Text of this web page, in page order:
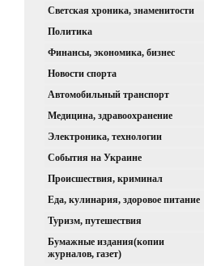
Светская хроника, знаменитости
Политика
Финансы, экономика, бизнес
Новости спорта
Автомобильный транспорт
Медицина, здравоохранение
Электроника, технологии
События на Украине
Происшествия, криминал
Еда, кулинария, здоровое питание
Туризм, путешествия
Бумажные издания(копии
журналов, газет)